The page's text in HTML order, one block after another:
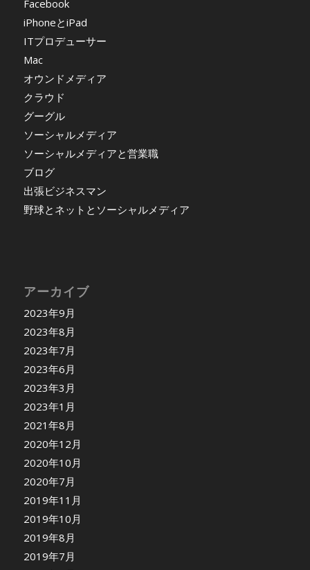
Facebook
iPhoneとiPad
ITプロデューサー
Mac
オウンドメディア
クラウド
グーグル
ソーシャルメディア
ソーシャルメディアと営業職
ブログ
出張ビジネスマン
野球とネットとソーシャルメディア
アーカイブ
2023年9月
2023年8月
2023年7月
2023年6月
2023年3月
2023年1月
2021年8月
2020年12月
2020年10月
2020年7月
2019年11月
2019年10月
2019年8月
2019年7月